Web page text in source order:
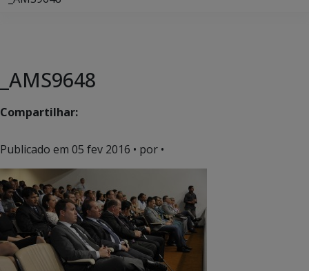
_AMS9648
Compartilhar:
Publicado em 05 fev 2016 • por •